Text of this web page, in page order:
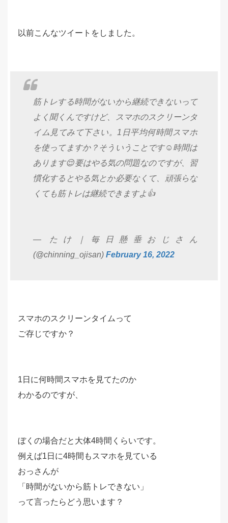
以前こんなツイートをしました。
筋トレする時間がないから継続できないって
よく聞くんですけど、スマホのスクリーンタ
イム見てみて下さい。1日平均何時間スマホ
を使ってますか？そういうことです☺️時間は
あります😌要はやる気の問題なのですが、習
慣化するとやる気とか必要なくて、頑張らな
くても筋トレは継続できますよ👍
— たけ｜毎日懸垂おじさん
(@chinning_ojisan) February 16, 2022
スマホのスクリーンタイムって
ご存じですか？
1日に何時間スマホを見てたのか
わかるのですが、
ぼくの場合だと大体4時間くらいです。
例えば1日に4時間もスマホを見ている
おっさんが
「時間がないから筋トレできない」
って言ったらどう思います？